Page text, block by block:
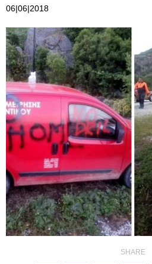
06|06|2018
SHARE